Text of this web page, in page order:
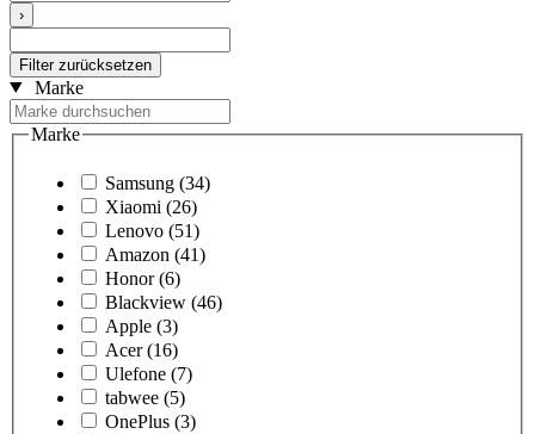
›
Filter zurücksetzen
Marke
Marke
Samsung (34)
Xiaomi (26)
Lenovo (51)
Amazon (41)
Honor (6)
Blackview (46)
Apple (3)
Acer (16)
Ulefone (7)
tabwee (5)
OnePlus (3)